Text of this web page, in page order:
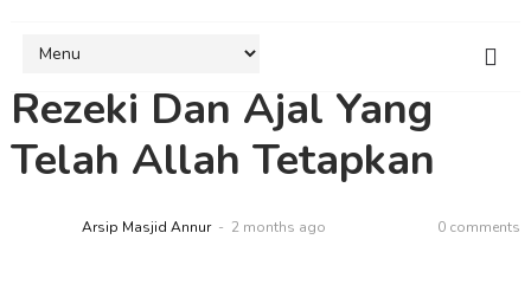
Rezeki Dan Ajal Yang
Telah Allah Tetapkan
Arsip Masjid Annur 2 months ago 0 comments